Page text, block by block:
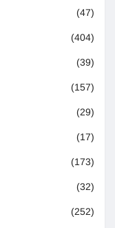
(47)
(404)
(39)
(157)
(29)
(17)
(173)
(32)
(252)